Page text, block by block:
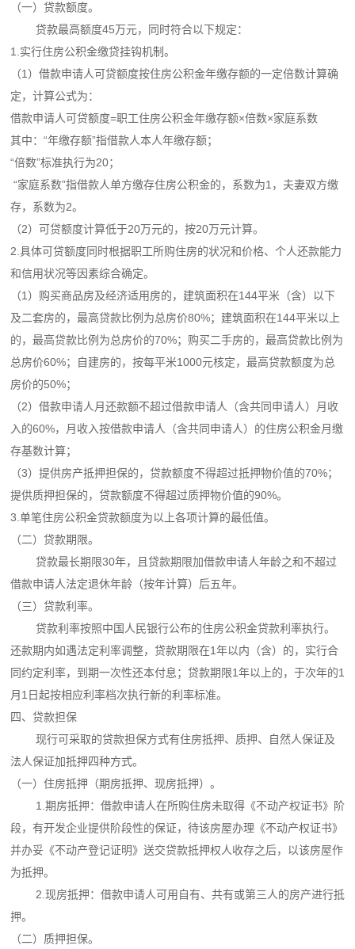
（一）贷款额度。
贷款最高额度45万元，同时符合以下规定：
1.实行住房公积金缴贷挂钩机制。
（1）借款申请人可贷额度按住房公积金年缴存额的一定倍数计算确
定，计算公式为：
借款申请人可贷额度=职工住房公积金年缴存额×倍数×家庭系数
其中：“年缴存额”指借款人本人年缴存额；
“倍数”标准执行为20；
“家庭系数”指借款人单方缴存住房公积金的，系数为1，夫妻双方缴
存，系数为2。
（2）可贷额度计算低于20万元的，按20万元计算。
2.具体可贷额度同时根据职工所购住房的状况和价格、个人还款能力
和信用状况等因素综合确定。
（1）购买商品房及经济适用房的，建筑面积在144平米（含）以下
及二套房的，最高贷款比例为总房价80%；建筑面积在144平米以上
的，最高贷款比例为总房价的70%；购买二手房的，最高贷款比例为
总房价60%；自建房的，按每平米1000元核定，最高贷款额度为总
房价的50%；
（2）借款申请人月还款额不超过借款申请人（含共同申请人）月收
入的60%，月收入按借款申请人（含共同申请人）的住房公积金月缴
存基数计算；
（3）提供房产抵押担保的，贷款额度不得超过抵押物价值的70%；
提供质押担保的，贷款额度不得超过质押物价值的90%。
3.单笔住房公积金贷款额度为以上各项计算的最低值。
（二）贷款期限。
贷款最长期限30年，且贷款期限加借款申请人年龄之和不超过
借款申请人法定退休年龄（按年计算）后五年。
（三）贷款利率。
贷款利率按照中国人民银行公布的住房公积金贷款利率执行。
还款期内如遇法定利率调整，贷款期限在1年以内（含）的，实行合
同约定利率，到期一次性还本付息；贷款期限1年以上的，于次年的1
月1日起按相应利率档次执行新的利率标准。
四、贷款担保
现行可采取的贷款担保方式有住房抵押、质押、自然人保证及
法人保证加抵押四种方式。
（一）住房抵押（期房抵押、现房抵押）。
1.期房抵押：借款申请人在所购住房未取得《不动产权证书》阶
段，有开发企业提供阶段性的保证，待该房屋办理《不动产权证书》
并办妥《不动产登记证明》送交贷款抵押权人收存之后，以该房屋作
为抵押。
2.现房抵押：借款申请人可用自有、共有或第三人的房产进行抵
押。
（二）质押担保。